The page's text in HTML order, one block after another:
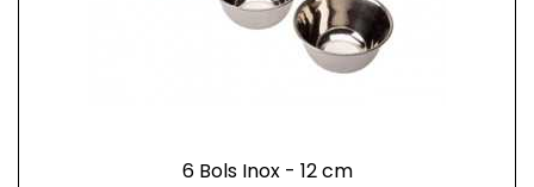
6 Bols Inox - 12 cm